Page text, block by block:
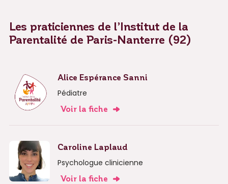
Les praticiennes de l’Institut de la
Parentalité de Paris-Nanterre (92)
Alice Espérance Sanni
Pédiatre
Voir la fiche
Caroline Laplaud
Psychologue clinicienne
Voir la fiche